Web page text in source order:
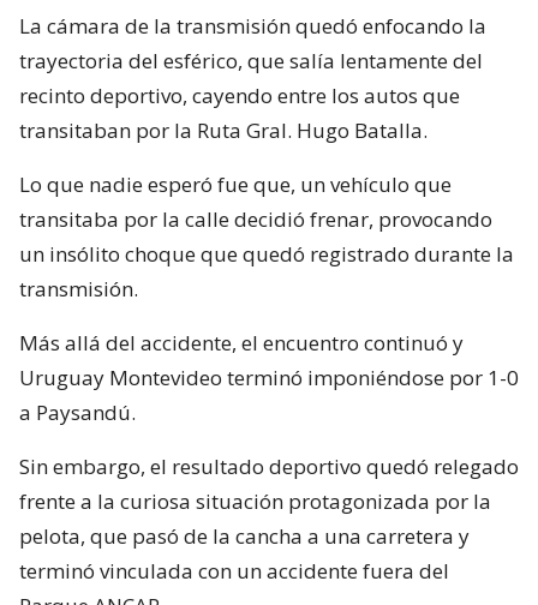
La cámara de la transmisión quedó enfocando la
trayectoria del esférico, que salía lentamente del
recinto deportivo, cayendo entre los autos que
transitaban por la Ruta Gral. Hugo Batalla.
Lo que nadie esperó fue que, un vehículo que
transitaba por la calle decidió frenar, provocando
un insólito choque que quedó registrado durante la
transmisión.
Más allá del accidente, el encuentro continuó y
Uruguay Montevideo terminó imponiéndose por 1-0
a Paysandú.
Sin embargo, el resultado deportivo quedó relegado
frente a la curiosa situación protagonizada por la
pelota, que pasó de la cancha a una carretera y
terminó vinculada con un accidente fuera del